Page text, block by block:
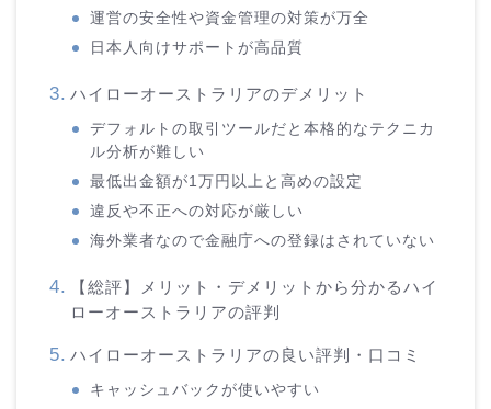
運営の安全性や資金管理の対策が万全
日本人向けサポートが高品質
ハイローオーストラリアのデメリット
デフォルトの取引ツールだと本格的なテクニカ
ル分析が難しい
最低出金額が1万円以上と高めの設定
違反や不正への対応が厳しい
海外業者なので金融庁への登録はされていない
【総評】メリット・デメリットから分かるハイ
ローオーストラリアの評判
ハイローオーストラリアの良い評判・口コミ
キャッシュバックが使いやすい